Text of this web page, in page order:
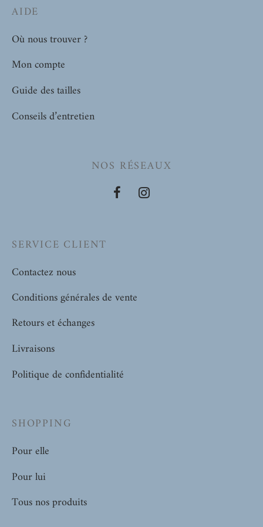
être
AIDE
Où nous trouver ?
Mon compte
Guide des tailles
Conseils d’entretien
NOS RÉSEAUX
SERVICE CLIENT
Contactez nous
Conditions générales de vente
Retours et échanges
Livraisons
Politique de confidentialité
SHOPPING
Pour elle
Pour lui
Tous nos produits